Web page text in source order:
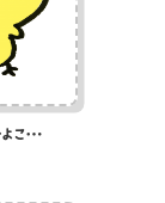
焼き鳥をながめるひよこのイラスト